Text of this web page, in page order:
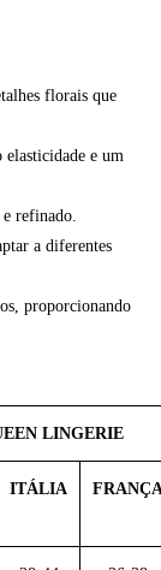
florais que
e um
refinado.
a diferentes
proporcionando
LINGERIE
ITÁLIA